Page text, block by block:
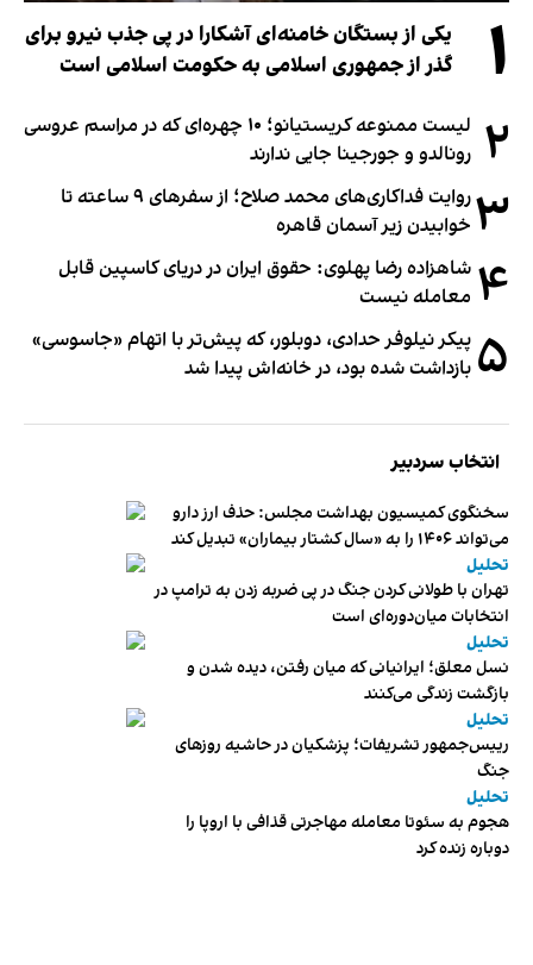
۱
یکی از بستگان خامنه‌ای آشکارا در پی جذب نیرو برای
گذر از جمهوری اسلامی به حکومت اسلامی است
۲
لیست ممنوعه کریستیانو؛ ۱۰ چهره‌ای که در مراسم عروسی
رونالدو و جورجینا جایی ندارند
۳
روایت فداکاری‌های محمد صلاح؛ از سفرهای ۹ ساعته تا
خوابیدن زیر آسمان قاهره
۴ شاهزاده رضا پهلوی: حقوق ایران در دریای کاسپین قابل
معامله نیست
۵ پیکر نیلوفر حدادی، دوبلور، که پیش‌تر با اتهام «جاسوسی»
بازداشت شده بود، در خانه‌اش پیدا شد
انتخاب سردبیر
سخنگوی کمیسیون بهداشت مجلس: حذف ارز دارو
می‌تواند ۱۴۰۶ را به «سال کشتار بیماران» تبدیل کند
تحلیل
تهران با طولانی کردن جنگ در پی ضربه زدن به ترامپ در
انتخابات میان‌دوره‌ای است
تحلیل
نسل معلق؛ ایرانیانی که میان رفتن، دیده شدن و
بازگشت زندگی می‌کنند
تحلیل
رییس‌جمهور تشریفات؛ پزشکیان در حاشیه روزهای
جنگ
تحلیل
هجوم به سئوتا معامله مهاجرتی قذافی با اروپا را
دوباره زنده کرد